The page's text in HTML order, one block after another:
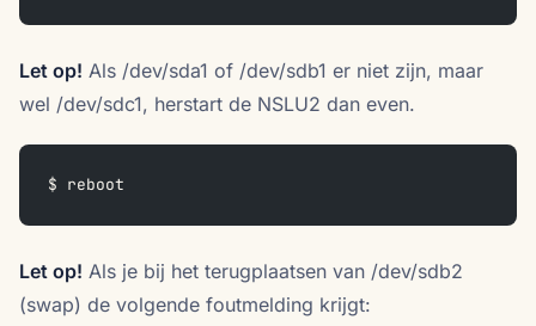
Let op! Als /dev/sda1 of /dev/sdb1 er niet zijn, maar
wel /dev/sdc1, herstart de NSLU2 dan even.
$ reboot
Let op! Als je bij het terugplaatsen van /dev/sdb2
(swap) de volgende foutmelding krijgt: